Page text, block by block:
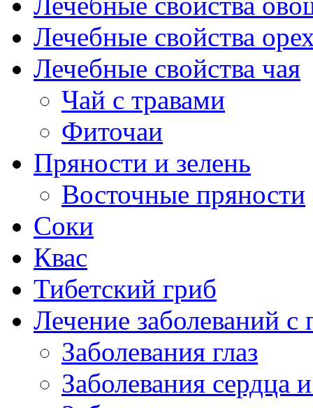
Лечебные свойства
Лечебные свойства чая
Чай с травами
Фиточаи
Пряности и зелень
Восточные пряности
Соки
Квас
Тибетский гриб
Лечение заболеваний
Заболевания глаз
Заболевания сердца